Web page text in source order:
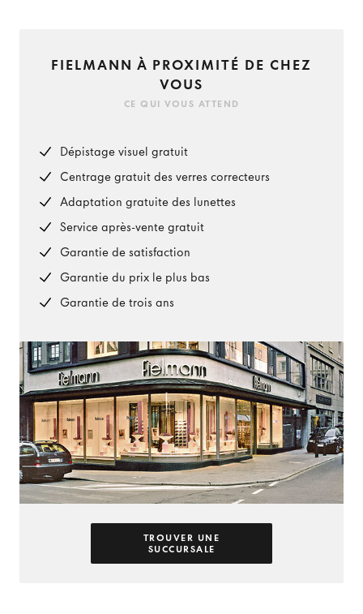
FIELMANN À PROXIMITÉ DE CHEZ
VOUS
CE QUI VOUS ATTEND
Dépistage visuel gratuit
Centrage gratuit des verres correcteurs
Adaptation gratuite des lunettes
Service après-vente gratuit
Garantie de satisfaction
Garantie du prix le plus bas
Garantie de trois ans
TROUVER UNE
SUCCURSALE